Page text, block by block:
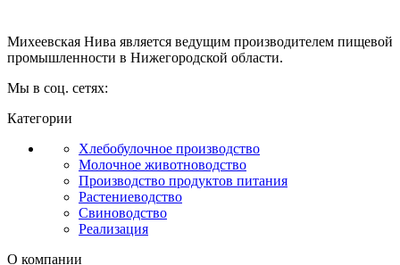
Михеевская Нива является ведущим производителем пищевой
промышленности в Нижегородской области.
Мы в соц. сетях:
Категории
Хлебобулочное производство
Молочное животноводство
Производство продуктов питания
Растениеводство
Свиноводство
Реализация
О компании